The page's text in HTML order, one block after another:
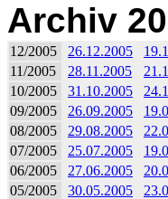
Archiv
12/2005 26.12.2005
11/2005
28.11.2005
10/2005
31.10.2005
09/2005
26.09.2005
08/2005
29.08.2005
07/2005
25.07.2005
06/2005
27.06.2005
05/2005
30.05.2005